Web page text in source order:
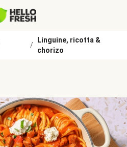
/
Linguine, ricotta &
chorizo